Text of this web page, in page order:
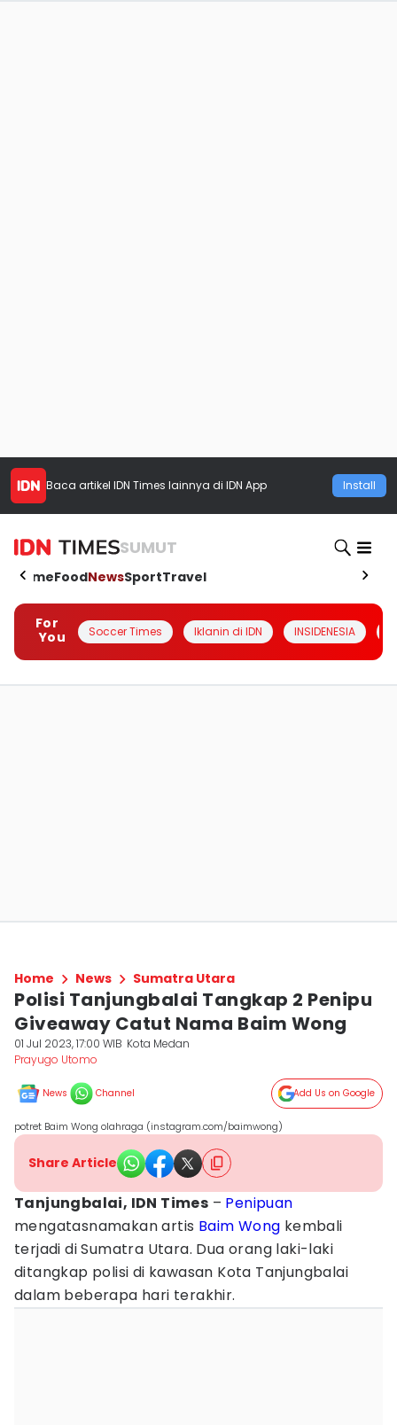
Baca artikel IDN Times lainnya di IDN App Install
SUMUT
HomeFoodNewsSportTravel
For
You
Soccer Times Iklanin di IDN INSIDENESIA
Home News Sumatra Utara
Polisi Tanjungbalai Tangkap 2 Penipu
Giveaway Catut Nama Baim Wong
01 Jul 2023, 17:00 WIB Kota Medan
Prayugo Utomo
News Channel Add Us on Google
potret Baim Wong olahraga (instagram.com/baimwong)
Share Article
Tanjungbalai, IDN Times – Penipuan
mengatasnamakan artis Baim Wong kembali
terjadi di Sumatra Utara. Dua orang laki-laki
ditangkap polisi di kawasan Kota Tanjungbalai
dalam beberapa hari terakhir.